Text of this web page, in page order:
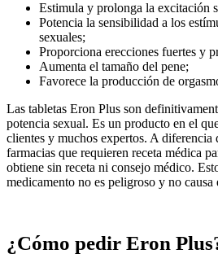
Estimula y prolonga la excitación
Potencia la sensibilidad a los
sexuales;
Proporciona erecciones fuertes y
Aumenta el tamaño del pene;
Favorece la producción de
Las tabletas Eron Plus son
potencia sexual. Es un producto en el
clientes y muchos expertos. A diferencia
farmacias que requieren receta médica
obtiene sin receta ni consejo médico.
medicamento no es peligroso y no causa
¿Cómo pedir Eron